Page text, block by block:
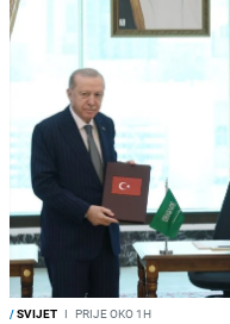
/SVIJET I PRIJE OKO 1H